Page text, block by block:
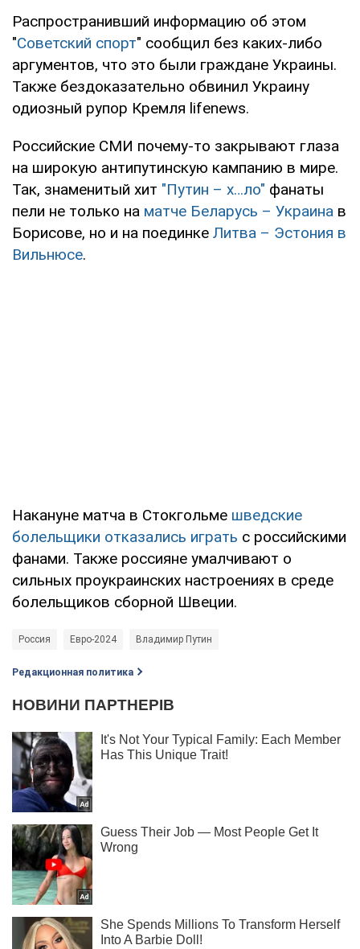
Распространивший информацию об этом
"Советский спорт" сообщил без каких-либо
аргументов, что это были граждане Украины.
Также бездоказательно обвинил Украину
одиозный рупор Кремля lifenews.
Российские СМИ почему-то закрывают глаза
на широкую антипутинскую кампанию в мире.
Так, знаменитый хит "Путин – х…ло" фанаты
пели не только на матче Беларусь – Украина в
Борисове, но и на поединке Литва – Эстония в
Вильнюсе.
Накануне матча в Стокгольме шведские
болельщики отказались играть с российскими
фанами. Также россияне умалчивают о
сильных проукраинских настроениях в среде
болельщиков сборной Швеции.
Россия Евро-2024 Владимир Путин
Редакционная политика